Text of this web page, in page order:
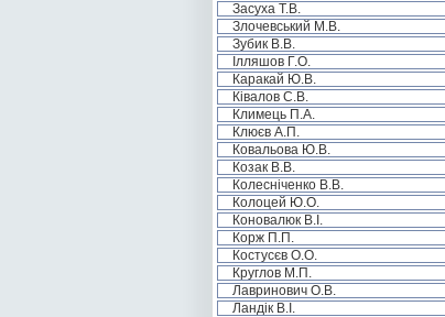
Засуха Т.В.
Злочевський М.В.
Зубик В.В.
Ілляшов Г.О.
Каракай Ю.В.
Ківалов С.В.
Климець П.А.
Клюєв А.П.
Ковальова Ю.В.
Козак В.В.
Колесніченко В.В.
Колоцей Ю.О.
Коновалюк В.І.
Корж П.П.
Костусєв О.О.
Круглов М.П.
Лавринович О.В.
Ландік В.І.